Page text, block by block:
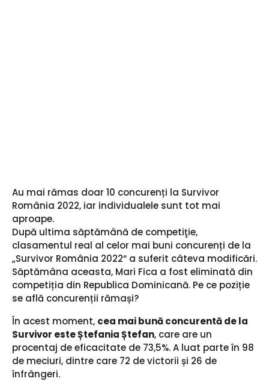
Au mai rămas doar 10 concurenți la Survivor
România 2022, iar individualele sunt tot mai
aproape.
După ultima săptămână de competiţie,
clasamentul real al celor mai buni concurenți de la
„Survivor România 2022“ a suferit câteva modificări.
Săptămâna aceasta, Mari Fica a fost eliminată din
competiția din Republica Dominicană. Pe ce poziție
se află concurenții rămași?
În acest moment, cea mai bună concurentă de la
Survivor este Ștefania Ștefan, care are un
procentaj de eficacitate de 73,5%. A luat parte în 98
de meciuri, dintre care 72 de victorii și 26 de
înfrângeri.